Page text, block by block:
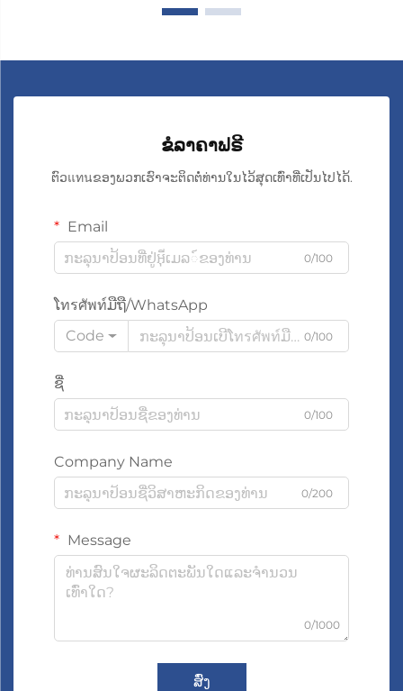
ຂໍລາຄາຟຣີ
ຕົວแทนຂອງພວກເຮົາຈະຕິດຕໍ່ທ່ານໃນໄວ້ສຸດເທົ່າທີ່ເປັນໄປໄດ້.
Email
0/100
ໂทรศัพท์ມືຖື/WhatsApp
Code
0/100
ຊື່
0/100
Company Name
0/200
Message
0/1000
ສົ່ງ